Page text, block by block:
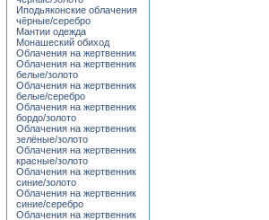
Иподьяконские облачения
чёрные/серебро
Мантии одежда
Монашеский обиход
Облачения на жертвенник
Облачения на жертвенник
белые/золото
Облачения на жертвенник
белые/серебро
Облачения на жертвенник
бордо/золото
Облачения на жертвенник
зелёные/золото
Облачения на жертвенник
красные/золото
Облачения на жертвенник
синие/золото
Облачения на жертвенник
синие/серебро
Облачения на жертвенник